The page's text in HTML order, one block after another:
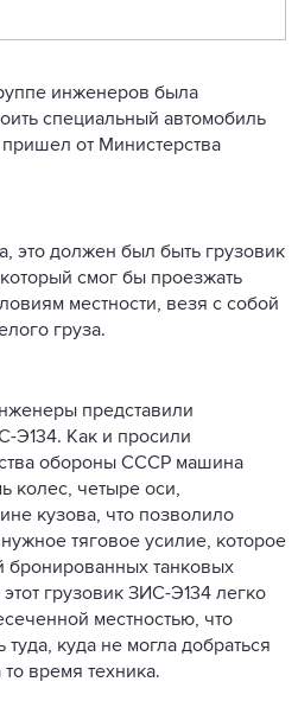
инженеров была
специальный автомобиль
от Министерства
это должен был быть грузовик
смог бы проезжать
местности, везя с собой
груза.
представили
Э134. Как и просили
обороны СССР машина
колес, четыре оси,
кузова, что позволило
тяговое усилие, которое
бронированных танковых
грузовик ЗИС-Э134 легко
местностью, что
куда не могла добраться
время техника.